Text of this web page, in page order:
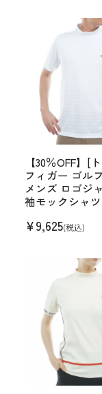
【30％OFF】[
フィガー ゴル
メンズ ロゴジ
袖モックシャツ
¥9,625(税込)